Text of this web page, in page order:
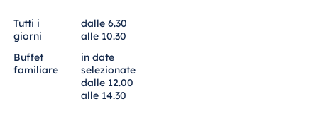
Italia
Resort Calabria
Tutti i
giorni
dalle 6.30
alle 10.30
Buffet
familiare
in date
selezionate
dalle 12.00
alle 14.30